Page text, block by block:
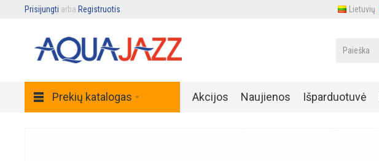
Prisijungti arba Registruotis Lietuvių
Prekių katalogas Akcijos Naujienos Išparduotuvė